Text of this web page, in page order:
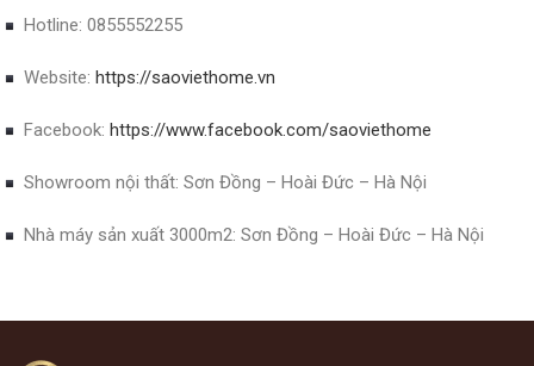
Hotline: 0855552255
Website: https://saoviethome.vn
Facebook: https://www.facebook.com/saoviethome
Showroom nội thất: Sơn Đồng – Hoài Đức – Hà Nội
Nhà máy sản xuất 3000m2: Sơn Đồng – Hoài Đức – Hà Nội